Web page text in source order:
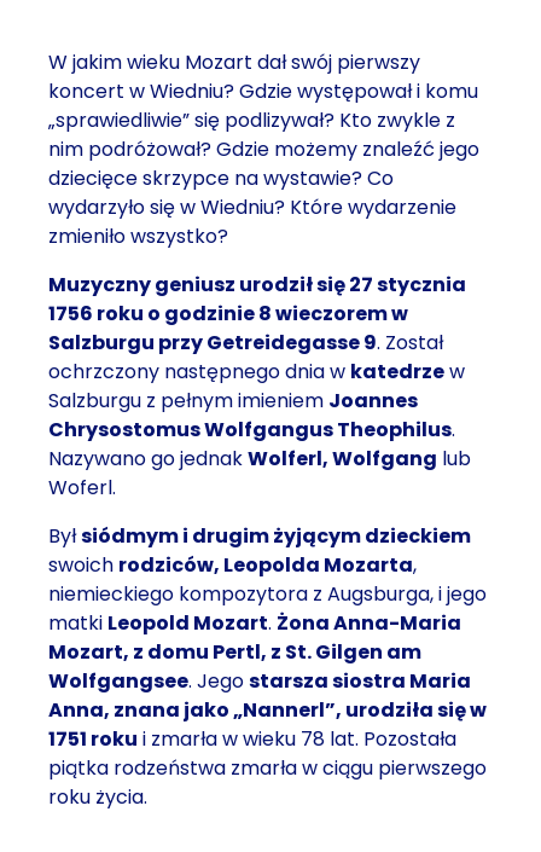
W jakim wieku Mozart dał swój pierwszy
koncert w Wiedniu? Gdzie występował i komu
„sprawiedliwie” się podlizywał? Kto zwykle z
nim podróżował? Gdzie możemy znaleźć jego
dziecięce skrzypce na wystawie? Co
wydarzyło się w Wiedniu? Które wydarzenie
zmieniło wszystko?
Muzyczny geniusz urodził się 27 stycznia
1756 roku o godzinie 8 wieczorem w
Salzburgu przy Getreidegasse 9. Został
ochrzczony następnego dnia w katedrzew
Salzburgu z pełnym imieniem Joannes
Chrysostomus Wolfgangus Theophilus.
Nazywano go jednakWolferl, Wolfgang lub
Woferl.
Byłsiódmym i drugim żyjącym dzieckiem
swoich rodziców, Leopolda Mozarta,
niemieckiego kompozytora z Augsburga, i jego
matki Leopold Mozart. Żona Anna-Maria
Mozart, z domu Pertl, z St. Gilgen am
Wolfgangsee. Jegostarsza siostra Maria
Anna, znana jako „Nannerl”, urodziła się w
1751 roku i zmarła w wieku 78 lat. Pozostała
piątka rodzeństwa zmarła w ciągu pierwszego
roku życia.